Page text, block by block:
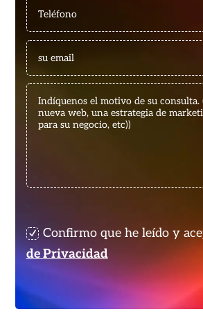
Confirmo que he leído y
de Privacidad